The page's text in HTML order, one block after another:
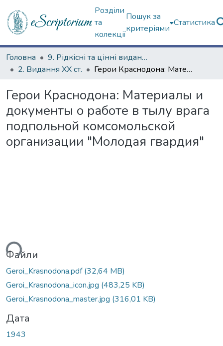
Розділи
та
колекції
Пошук за
критеріями
Статистика
Головна
9. Рідкісні та цінні видання
2. Видання ХХ ст.
Герои Краснодона: Материалы и документы о работе в тылу врага подпольной комсомольской организации "Молодая гвардия"
Герои Краснодона: Материалы и
документы о работе в тылу врага
подпольной комсомольской
организации "Молодая гвардия"
Файли
Geroi_Krasnodona.pdf(32,64 MB)
Geroi_Krasnodona_icon.jpg (483,25 KB)
Geroi_Krasnodona_master.jpg (316,01 KB)
Дата
1943